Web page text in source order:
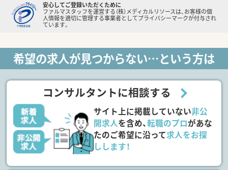
安心してご登録いただくために
ファルマスタッフを運営する（株）メディカルリソースは、お客様の個
人情報を適切に管理する事業者としてプライバシーマークが付与され
ています。
希望の求人が見つからない…という方は
コンサルタントに相談する
サイト上に掲載していない非公
開求人を含め、転職のプロがあな
たのご希望に沿って求人をお探
しします！